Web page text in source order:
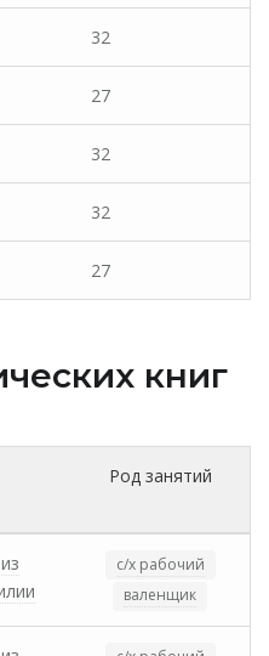
32
27
32
32
27
книг
Род занятий
с/х рабочий
валенщик